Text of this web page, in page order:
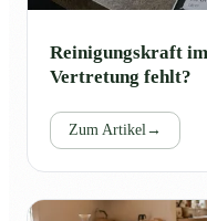
Reinigungskraft
Vertretung fehlt?
Zum Artikel→